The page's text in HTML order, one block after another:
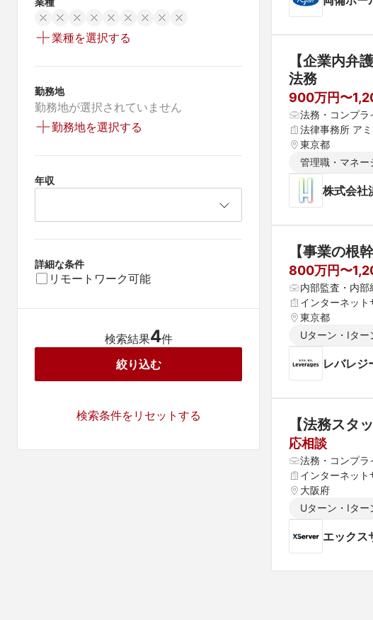
業種を選択する
勤務地
勤務地が選択されていません
勤務地を選択する
年収
詳細な条件
リモートワーク可能
検索結果4件
絞り込む
検索条件をリセットする
【企業内弁
法務
900万円〜
法務・コンプラ
法律事務所 ア
東京都
管理職・マネー
株式会社
【事業の根
800万円〜
内部監査・内
インターネッ
東京都
Uターン・Iター
レバレジ
【法務スタ
応相談
法務・コンプラ
インターネッ
大阪府
Uターン・Iター
エックス